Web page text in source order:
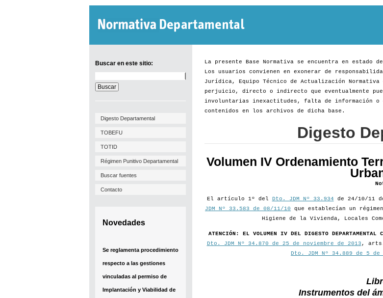
Buscar en este sitio:
en
este
sitio:
Digesto Departamental
TOBEFU
TOTID
Régimen Punitivo Departamental
Buscar fuentes
Contacto
Novedades
Se reglamenta procedimiento
respecto a las gestiones
vinculadas al permiso de
Implantación y Viabilidad de
La presente Base Normativa se encuentra en estado
Los usuarios convienen en exonerar de
Jurídica, Equipo Técnico de Actualización
perjuicio, directo o indirecto que eventualmente
involuntarias inexactitudes, falta de información o
contenidos en los archivos de dicha base.
Digesto
Volumen IV Ordenamiento
El artículo 1º del Dto. JDM Nº 33.934 de 24/10/11
JDM Nº 33.583 de 08/11/10 que establecían un
Higiene de la Vivienda, Locales
ATENCIÓN: EL VOLUMEN IV DEL DIGESTO DEPARTAMENTAL
Dto. JDM Nº 34.870 de 25 de noviembre de 2013 ,
Dto. JDM Nº 34.889 de 5
Instrumentos del